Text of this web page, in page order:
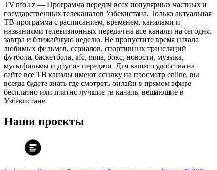
TVinfo.uz — Программа передач всех популярных частных и
государственных телеканалов Узбекистана. Только актуальная
ТВ-программа с расписанием, временем, каналами и
названиями телевизионных передач на все каналы на сегодня,
завтра и ближайшую неделю. Не пропустите время начала
любимых фильмов, сериалов, спортивных трансляций
футбола, баскетбола, ufc, mma, бокс, новости, музыка,
мультфильмы и другие передачи. Для вашего удобства на
сайте все ТВ каналы имеют ссылку на просмотр online, вы
всегда будете знать где смотреть онлайн в прямом эфире
бесплатно или платно лучшие тв каналы вещающие в
Узбекистане.
Наши проекты